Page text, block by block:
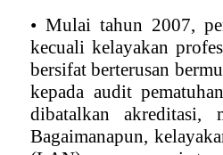
• Mulai tahun 2007,
kecuali kelayakan
bersifat berterusan
kepada audit
dibatalkan akreditasi,
Bagaimanapun,